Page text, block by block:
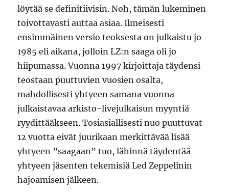
löytää se definitiivisin. Noh, tämän lukeminen
toivottavasti auttaa asiaa. Ilmeisesti
ensimmäinen versio teoksesta on julkaistu jo
1985 eli aikana, jolloin LZ:n saaga oli jo
hiipumassa. Vuonna 1997 kirjoittaja täydensi
teostaan puuttuvien vuosien osalta,
mahdollisesti yhtyeen samana vuonna
julkaistavaa arkisto-livejulkaisun myyntiä
ryydittääkseen. Tosiasiallisesti nuo puuttuvat
12 vuotta eivät juurikaan merkittävää lisää
yhtyeen ”saagaan” tuo, lähinnä täydentää
yhtyeen jäsenten tekemisiä Led Zeppelinin
hajoamisen jälkeen.